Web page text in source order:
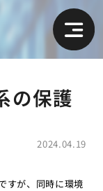
の保護
2024.04.19
すが、同時に環境